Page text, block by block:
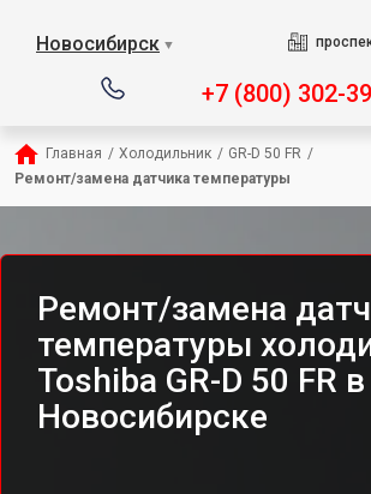
Новосибирск ▼
+7 (800) 302-
Главная / Холодильник / GR-D 50 FR /
Ремонт/замена датчика температуры
Ремонт/замена
температуры
Toshiba GR-D 50 FR в
Новосибирске